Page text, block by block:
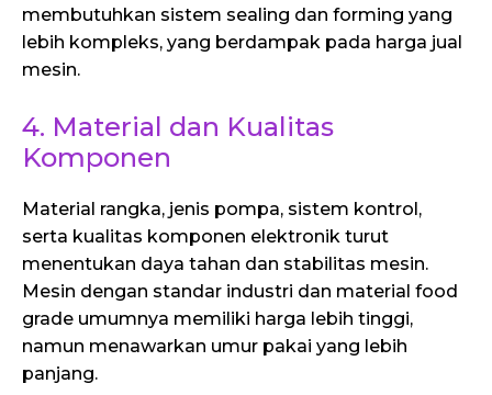
membutuhkan sistem sealing dan forming yang
lebih kompleks, yang berdampak pada harga jual
mesin.
4. Material dan Kualitas
Komponen
Material rangka, jenis pompa, sistem kontrol,
serta kualitas komponen elektronik turut
menentukan daya tahan dan stabilitas mesin.
Mesin dengan standar industri dan material food
grade umumnya memiliki harga lebih tinggi,
namun menawarkan umur pakai yang lebih
panjang.